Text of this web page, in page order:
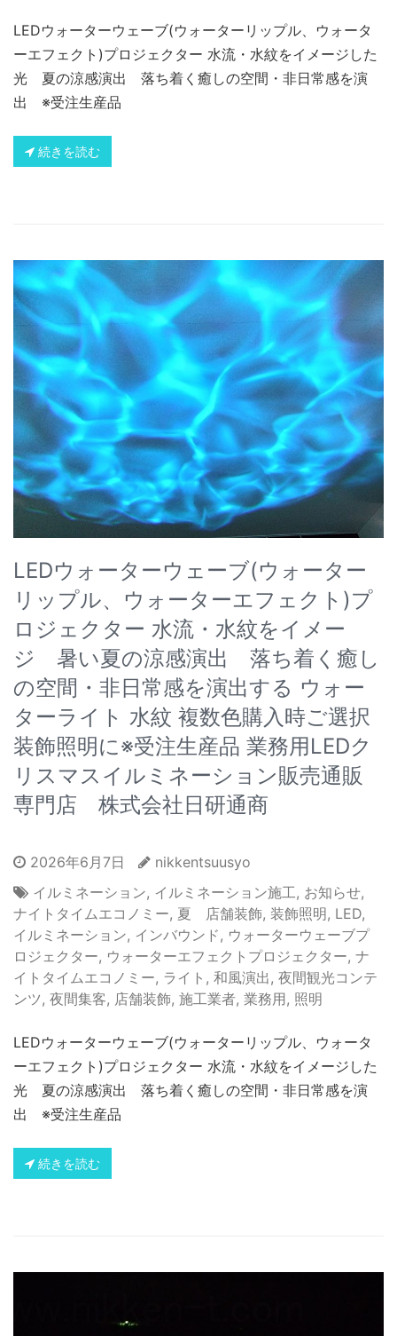
LEDウォーターウェーブ(ウォーターリップル、ウォータ
ーエフェクト)プロジェクター 水流・水紋をイメージした
光 夏の涼感演出 落ち着く癒しの空間・非日常感を演
出 ※受注生産品
続きを読む
LEDウォーターウェーブ(ウォーター
リップル、ウォーターエフェクト)プ
ロジェクター 水流・水紋をイメー
ジ 暑い夏の涼感演出 落ち着く癒し
の空間・非日常感を演出する ウォー
ターライト 水紋 複数色購入時ご選択
装飾照明に※受注生産品 業務用LEDク
リスマスイルミネーション販売通販
専門店 株式会社日研通商
2026年6月7日
nikkentsuusyo
イルミネーション, イルミネーション施工, お知らせ,
ナイトタイムエコノミー, 夏 店舗装飾, 装飾照明, LED,
イルミネーション, インバウンド, ウォーターウェーブプ
ロジェクター, ウォーターエフェクトプロジェクター, ナ
イトタイムエコノミー, ライト , 和風演出, 夜間観光コンテ
ンツ, 夜間集客, 店舗装飾, 施工業者, 業務用, 照明
LEDウォーターウェーブ(ウォーターリップル、ウォータ
ーエフェクト)プロジェクター 水流・水紋をイメージした
光 夏の涼感演出 落ち着く癒しの空間・非日常感を演
出 ※受注生産品
続きを読む